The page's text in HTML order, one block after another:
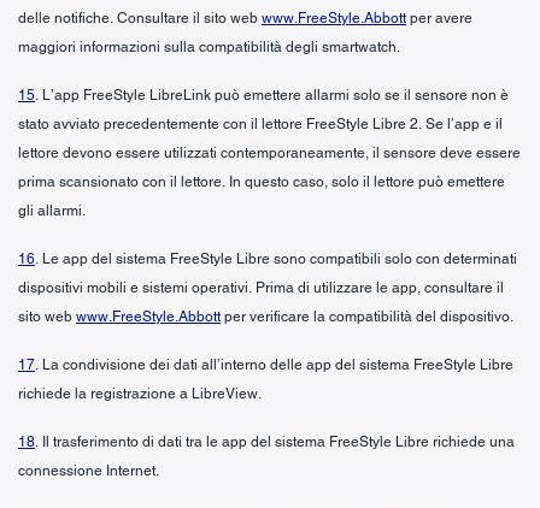
delle notifiche. Consultare il sito web www.FreeStyle.Abbott per avere
maggiori informazioni sulla compatibilità degli smartwatch.
15. L’app FreeStyle LibreLink può emettere allarmi solo se il sensore non è
stato avviato precedentemente con il lettore FreeStyle Libre 2. Se l’app e il
lettore devono essere utilizzati contemporaneamente, il sensore deve essere
prima scansionato con il lettore. In questo caso, solo il lettore può emettere
gli allarmi.
16. Le app del sistema FreeStyle Libre sono compatibili solo con determinati
dispositivi mobili e sistemi operativi. Prima di utilizzare le app, consultare il
sito web www.FreeStyle.Abbott per verificare la compatibilità del dispositivo.
17. La condivisione dei dati all’interno delle app del sistema FreeStyle Libre
richiede la registrazione a LibreView.
18. Il trasferimento di dati tra le app del sistema FreeStyle Libre richiede una
connessione Internet.